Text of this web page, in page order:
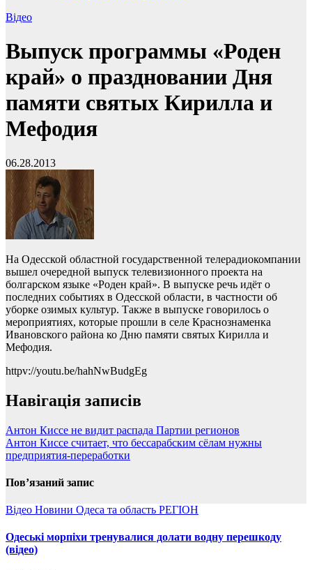
Відео
Выпуск программы «Роден
край» о праздновании Дня
памяти святых Кирилла и
Мефодия
06.28.2013
На Одесской областной государственной телерадиокомпании
вышел очередной выпуск телевизионного проекта на
болгарском языке «Роден край». В выпуске речь идёт о
последних событиях в Одесской области, в частности об
уборке озимых культур. Также в выпуске говорилось о
мероприятиях, которые прошли в селе Краснознаменка
Ивановского района ко Дню памяти святых Кирилла и
Мефодия.
httpv://youtu.be/hahNwBudgEg
Навігація записів
Антон Киссе не видит распада Партии регионов
Антон Киссе считает, что бессарабским сёлам нужны
предприятия-переработки
Пов’язаний запис
Відео Новини Одеса та область РЕГІОН
Одеські морпіхи тренувалися долати водну перешкоду
(відео)